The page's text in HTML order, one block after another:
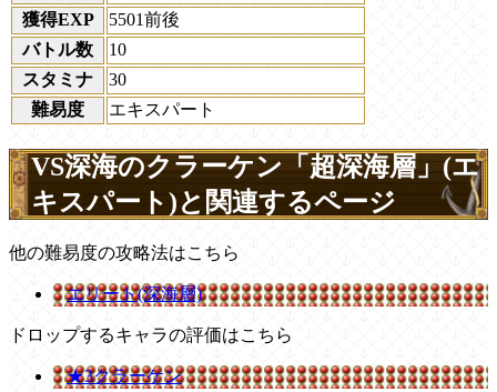
獲得EXP
5501前後
バトル数
10
スタミナ
30
難易度
エキスパート
VS深海のクラーケン「超深海層」(エ
キスパート)と関連するページ
他の難易度の攻略法はこちら
エリート(深海層)
ドロップするキャラの評価はこちら
★3クラーケン